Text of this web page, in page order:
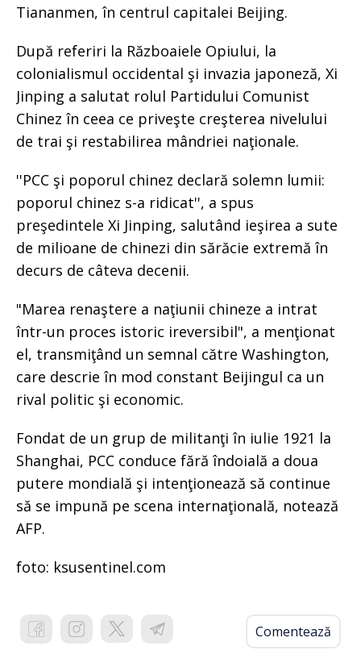
Tiananmen, în centrul capitalei Beijing.
După referiri la Războaiele Opiului, la
colonialismul occidental şi invazia japoneză, Xi
Jinping a salutat rolul Partidului Comunist
Chinez în ceea ce priveşte creşterea nivelului
de trai şi restabilirea mândriei naţionale.
''PCC şi poporul chinez declară solemn lumii:
poporul chinez s-a ridicat'', a spus
preşedintele Xi Jinping, salutând ieşirea a sute
de milioane de chinezi din sărăcie extremă în
decurs de câteva decenii.
"Marea renaştere a naţiunii chineze a intrat
într-un proces istoric ireversibil", a menţionat
el, transmiţând un semnal către Washington,
care descrie în mod constant Beijingul ca un
rival politic şi economic.
Fondat de un grup de militanţi în iulie 1921 la
Shanghai, PCC conduce fără îndoială a doua
putere mondială şi intenţionează să continue
să se impună pe scena internaţională, notează
AFP.
foto: ksusentinel.com
Comentează